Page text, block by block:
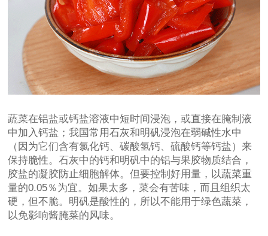
蔬菜在铝盐或钙盐溶液中短时间浸泡，或直接在腌制液
中加入钙盐；我国常用石灰和明矾浸泡在弱碱性水中
（因为它们含有氯化钙、碳酸氢钙、硫酸钙等钙盐）来
保持脆性。石灰中的钙和明矾中的铝与果胶物质结合，
胶盐的凝胶防止细胞解体。但要控制好用量，以蔬菜重
量的0.05％为宜。如果太多，菜会有苦味，而且组织太
硬，但不脆。明矾是酸性的，所以不能用于绿色蔬菜，
以免影响酱腌菜的风味。